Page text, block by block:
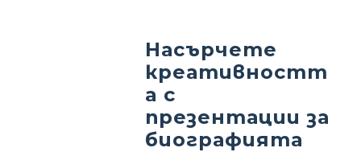
Насърчете
креативностт
а с
презентации за
биографията